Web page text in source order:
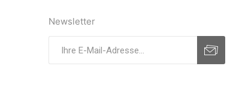
Newsletter